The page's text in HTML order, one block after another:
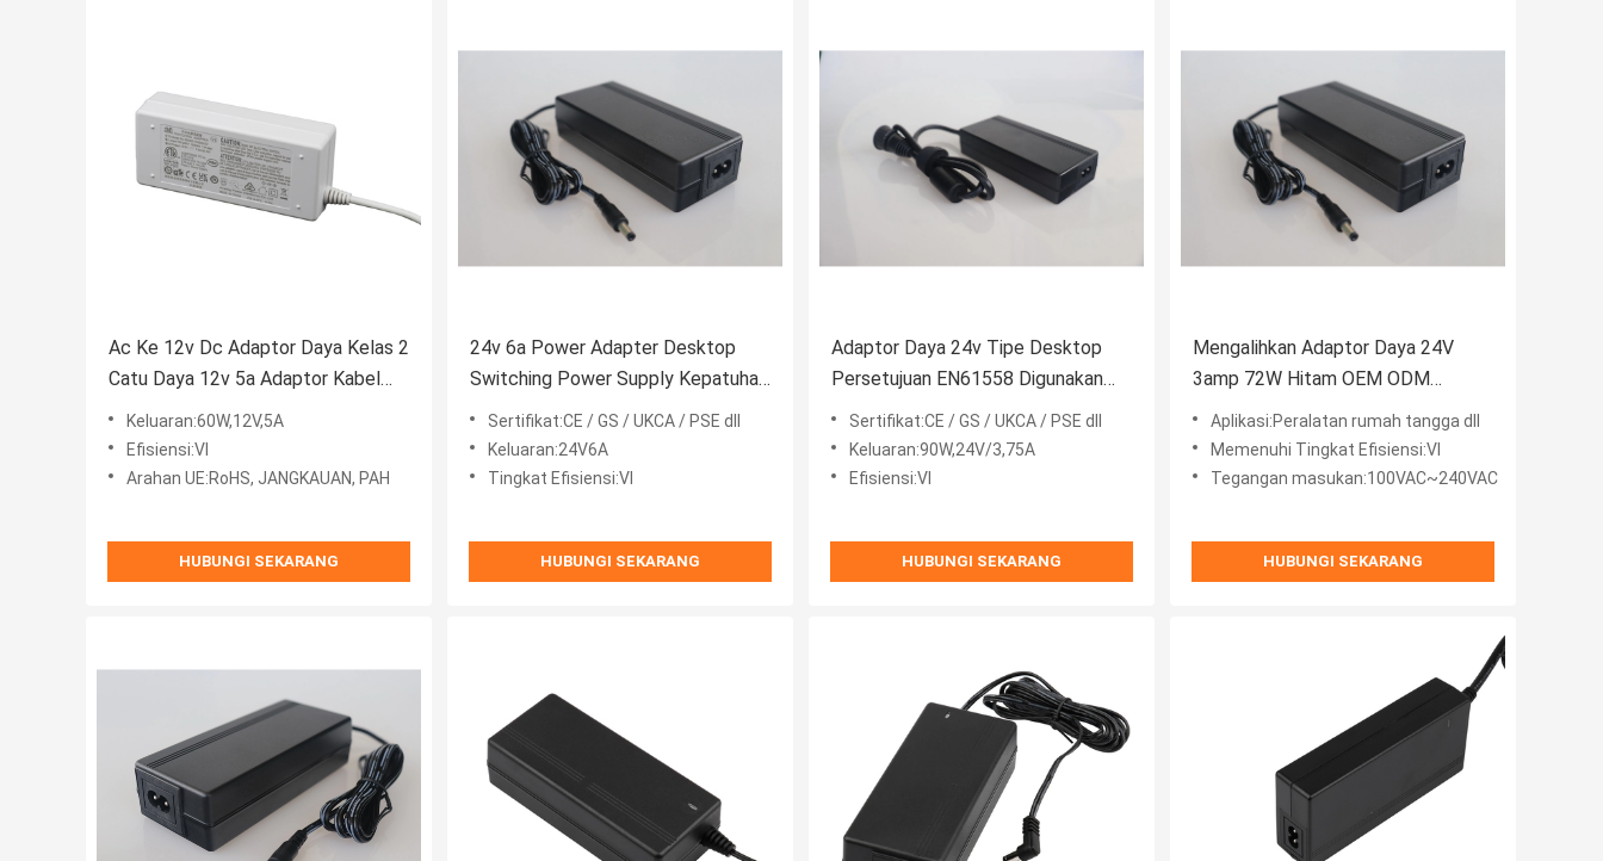
Ac Ke 12v Dc Adaptor Daya Kelas 2
Catu Daya 12v 5a Adaptor Kabel
Listrik Grounding
Keluaran:60W,12V,5A
Efisiensi:VI
Arahan UE:RoHS, JANGKAUAN, PAH
HUBUNGI SEKARANG
24v 6a Power Adapter Desktop
Switching Power Supply Kepatuhan
IEC61558
Sertifikat:CE / GS / UKCA / PSE dll
Keluaran:24V6A
Tingkat Efisiensi:VI
HUBUNGI SEKARANG
Adaptor Daya 24v Tipe Desktop
Persetujuan EN61558 Digunakan
Untuk Mesin Pembersih Jendela
Sertifikat:CE / GS / UKCA / PSE dll
Keluaran:90W,24V/3,75A
Efisiensi:VI
HUBUNGI SEKARANG
Mengalihkan Adaptor Daya 24V
3amp 72W Hitam OEM ODM
Selamat datang
Aplikasi:Peralatan rumah tangga dll
Memenuhi Tingkat Efisiensi:VI
Tegangan masukan:100VAC~240VAC
HUBUNGI SEKARANG